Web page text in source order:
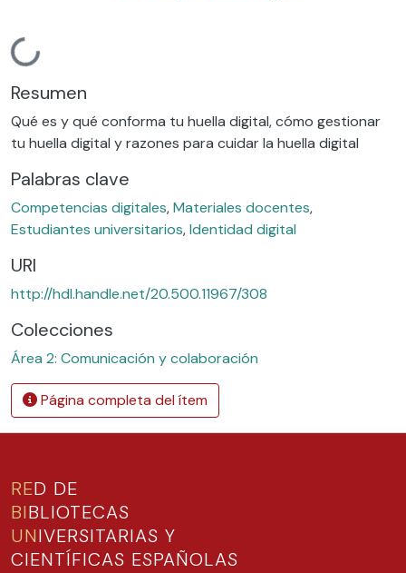
Cargando...
Resumen
Qué es y qué conforma tu huella digital, cómo gestionar
tu huella digital y razones para cuidar la huella digital
Palabras clave
Competencias digitales,Materiales docentes,
Estudiantes universitarios,Identidad digital
URI
http://hdl.handle.net/20.500.11967/308
Colecciones
Área 2: Comunicación y colaboración
Página completa del ítem
RED DE
BIBLIOTECAS
UNIVERSITARIAS Y
CIENTÍFICAS ESPAÑOLAS